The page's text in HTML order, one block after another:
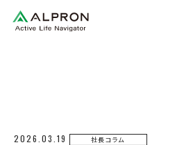
2026.03.19 社長コラム